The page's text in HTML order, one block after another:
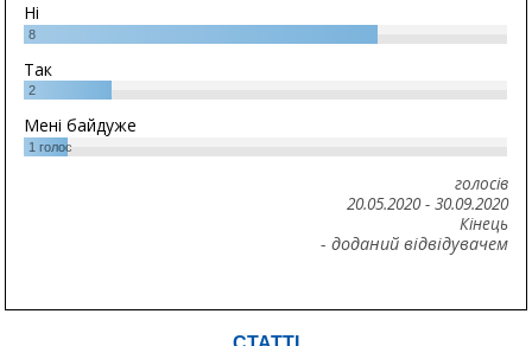
Ні
8
Так
2
Мені байдуже
1 голос
голосів
20.05.2020- 30.09.2020
Кінець
- доданий відвідувачем